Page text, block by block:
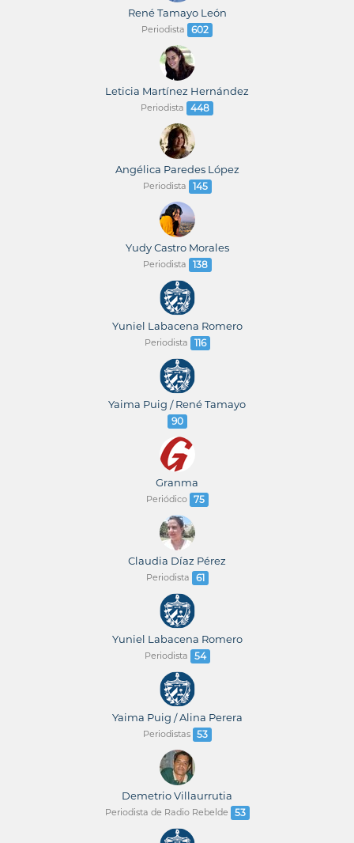
René Tamayo León
Periodista 602
Leticia Martínez Hernández
Periodista 448
Angélica Paredes López
Periodista 145
Yudy Castro Morales
Periodista 138
Yuniel Labacena Romero
Periodista 116
Yaima Puig / René Tamayo
90
Granma
Periódico 75
Claudia Díaz Pérez
Periodista 61
Yuniel Labacena Romero
Periodista 54
Yaima Puig / Alina Perera
Periodistas 53
Demetrio Villaurrutia
Periodista de Radio Rebelde 53